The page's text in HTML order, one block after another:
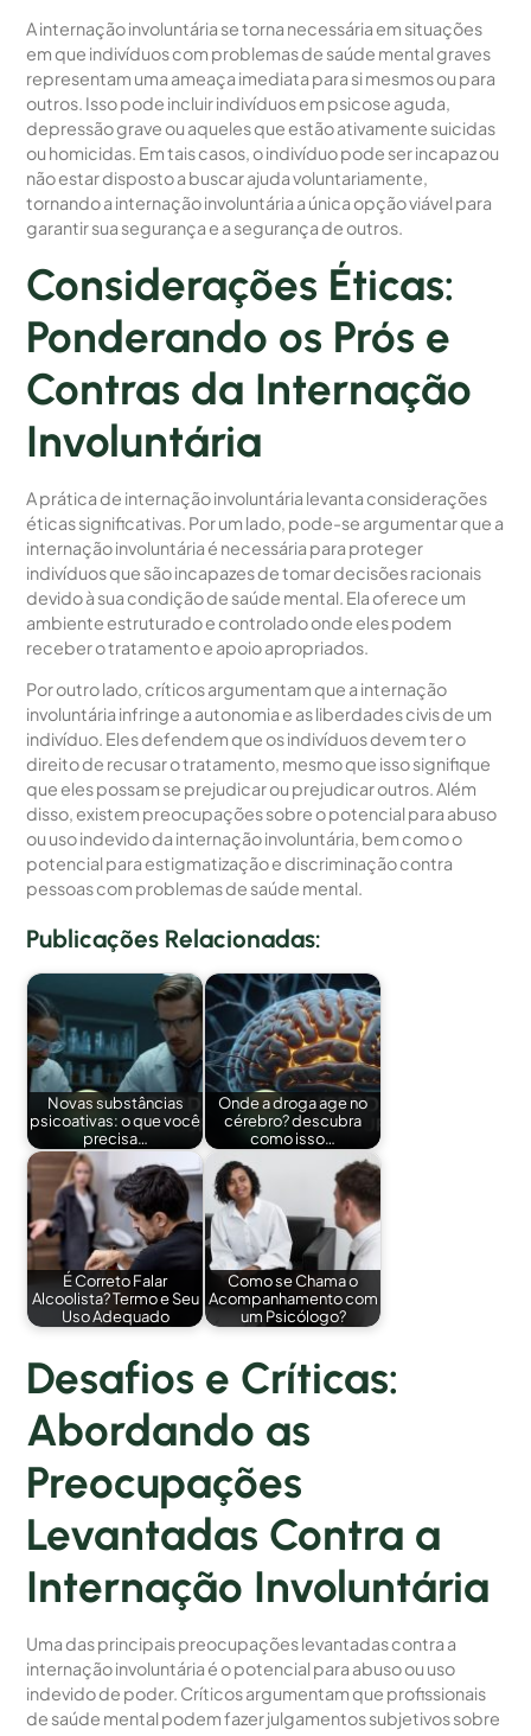
A internação involuntária se torna necessária em situações
em que indivíduos com problemas de saúde mental graves
representam uma ameaça imediata para si mesmos ou para
outros. Isso pode incluir indivíduos em psicose aguda,
depressão grave ou aqueles que estão ativamente suicidas
ou homicidas. Em tais casos, o indivíduo pode ser incapaz ou
não estar disposto a buscar ajuda voluntariamente,
tornando a internação involuntária a única opção viável para
garantir sua segurança e a segurança de outros.
Considerações Éticas:
Ponderando os Prós e
Contras da Internação
Involuntária
A prática de internação involuntária levanta considerações
éticas significativas. Por um lado, pode-se argumentar que a
internação involuntária é necessária para proteger
indivíduos que são incapazes de tomar decisões racionais
devido à sua condição de saúde mental. Ela oferece um
ambiente estruturado e controlado onde eles podem
receber o tratamento e apoio apropriados.
Por outro lado, críticos argumentam que a internação
involuntária infringe a autonomia e as liberdades civis de um
indivíduo. Eles defendem que os indivíduos devem ter o
direito de recusar o tratamento, mesmo que isso signifique
que eles possam se prejudicar ou prejudicar outros. Além
disso, existem preocupações sobre o potencial para abuso
ou uso indevido da internação involuntária, bem como o
potencial para estigmatização e discriminação contra
pessoas com problemas de saúde mental.
Publicações Relacionadas:
Novas substâncias
psicoativas: o que você
precisa…
Onde a droga age no
cérebro? descubra
como isso…
É Correto Falar
Alcoolista? Termo e Seu
Uso Adequado
Como se Chama o
Acompanhamento com
um Psicólogo?
Desafios e Críticas:
Abordando as
Preocupações
Levantadas Contra a
Internação Involuntária
Uma das principais preocupações levantadas contra a
internação involuntária é o potencial para abuso ou uso
indevido de poder. Críticos argumentam que profissionais
de saúde mental podem fazer julgamentos subjetivos sobre